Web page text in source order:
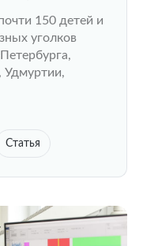
ПИМУ?
150 детей и
уголков
Удмуртии,
Статья